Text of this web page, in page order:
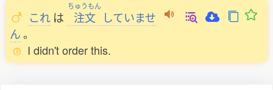
これ は
ちゅうもん
注文 していませ
ん。
I didn't order this.